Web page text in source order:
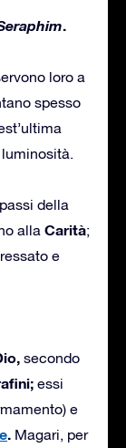
.
loro a
spesso
della
alla Carità;
e
secondo
essi
e
. Magari, per